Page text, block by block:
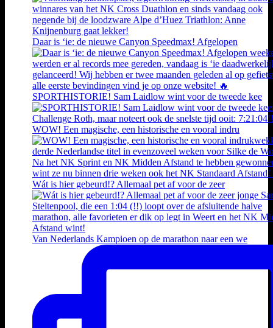
Daar is ‘ie: de nieuwe Canyon Speedmax! Afgelopen
SPORTHISTORIE! Sam Laidlow wint voor de tweede kee
WOW! Een magische, een historische en vooral indru
Wát is hier gebeurd!? Allemaal pet af voor de zeer
Van Nederlands Kampioen op de marathon naar een we